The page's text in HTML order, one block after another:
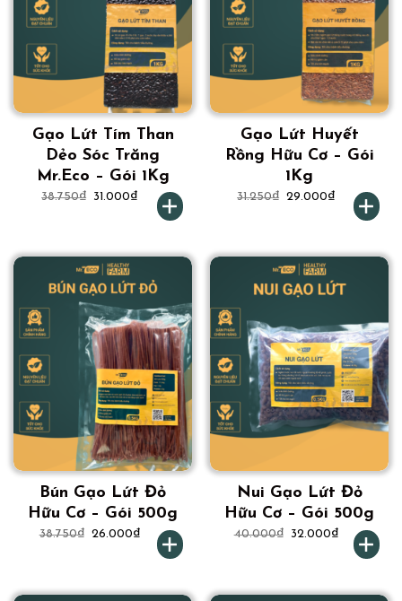
Gạo Lứt Tím Than
Dẻo Sóc Trăng
Mr.Eco – Gói 1Kg
38.750₫ 31.000₫
Gạo Lứt Huyết
Rồng Hữu Cơ – Gói
1Kg
31.250₫ 29.000₫
Bún Gạo Lứt Đỏ
Hữu Cơ – Gói 500g
38.750₫ 26.000₫
Nui Gạo Lứt Đỏ
Hữu Cơ – Gói 500g
40.000₫ 32.000₫